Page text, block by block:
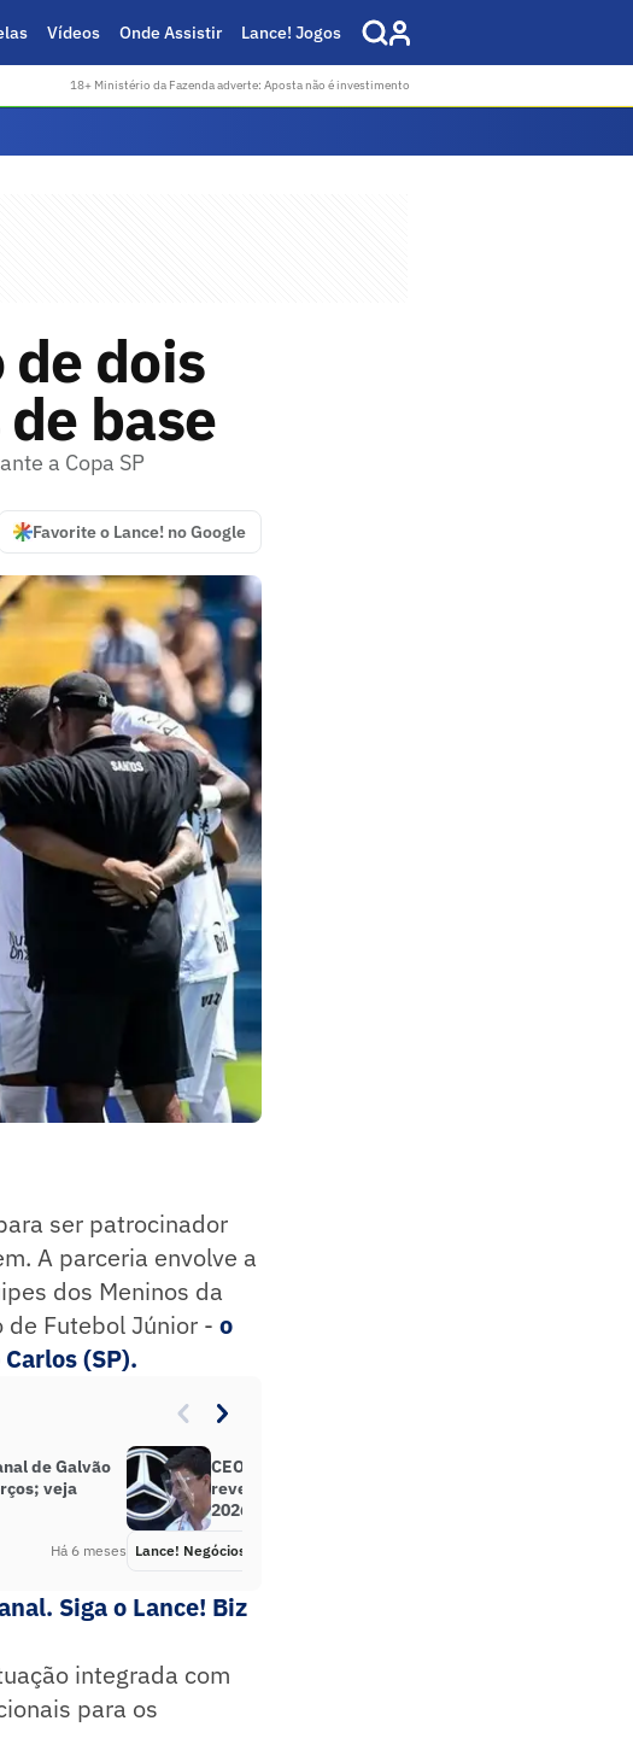
Vídeos Onde Assistir Lance! Jogos
18+ Ministério da Fazenda adverte: Aposta não é investimento
dois
base
a Copa SP
Favorite o Lance! no Google
ser patrocinador
A parceria envolve a
dos Meninos da
de Futebol Júnior - o
(SP).
de Galvão
veja
Há 6 meses
CEO da Mercedes, Toto Wolff
revela foco da equipe a partir de
2026
Lance! Negócios
Siga o Lance! Biz
integrada com
para os